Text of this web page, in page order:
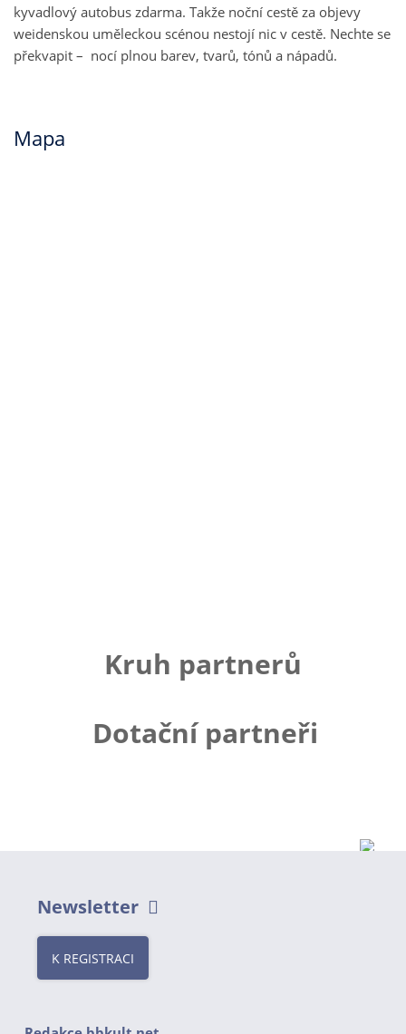
kyvadlový autobus zdarma. Takže noční cestě za objevy
weidenskou uměleckou scénou nestojí nic v cestě. Nechte se
překvapit – nocí plnou barev, tvarů, tónů a nápadů.
Mapa
Kruh partnerů
Dotační partneři
Newsletter
K REGISTRACI